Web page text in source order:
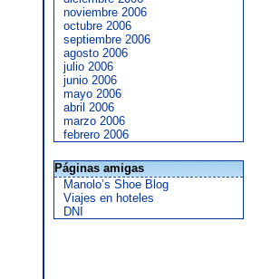
noviembre 2006
octubre 2006
septiembre 2006
agosto 2006
julio 2006
junio 2006
mayo 2006
abril 2006
marzo 2006
febrero 2006
Páginas amigas
Manolo’s Shoe Blog
Viajes en hoteles
DNI